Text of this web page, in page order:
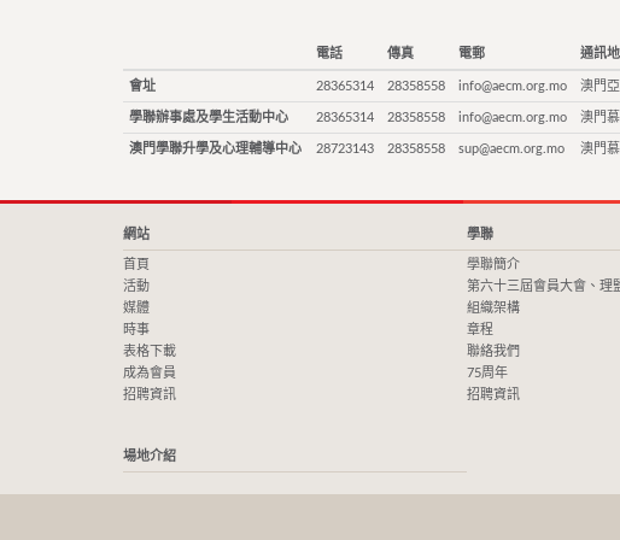
電話 傳真 電郵 通訊
會址 28365314 28358558 info@aecm.org.mo 澳門
學聯辦事處及學生活動中心 28365314 28358558 info@aecm.org.mo 澳門
澳門學聯升學及心理輔導中心 28723143 28358558 sup@aecm.org.mo 澳門
網站
首頁
活動
媒體
時事
表格下載
成為會員
招聘資訊
學聯
學聯簡介
第六十三屆會員大會、理
組織架構
章程
聯絡我們
75周年
招聘資訊
場地介紹